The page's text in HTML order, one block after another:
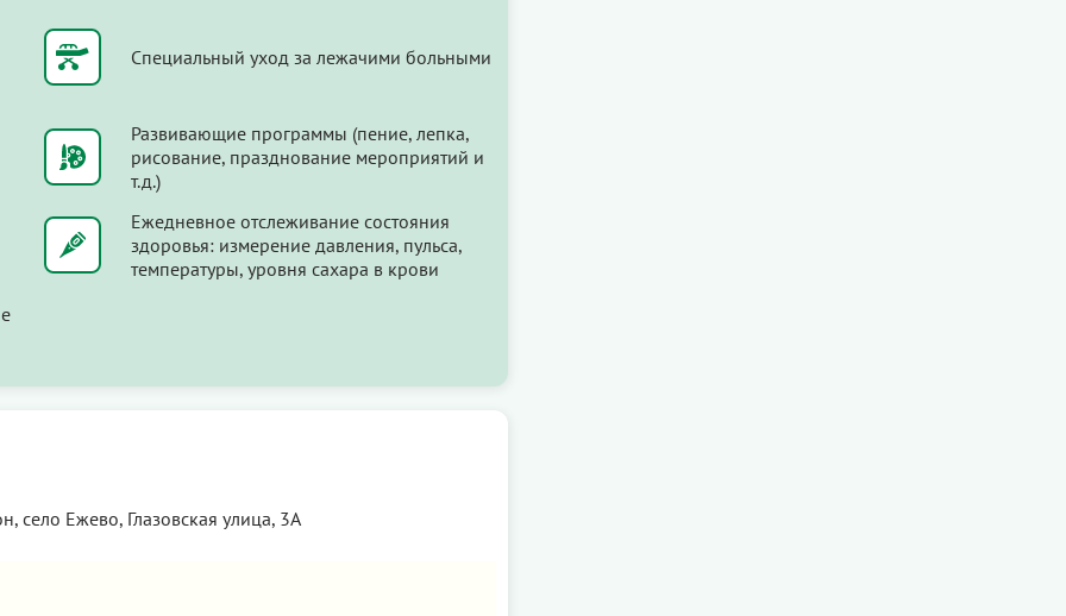
Специальный уход за лежачими больными
Развивающие программы (пение, лепка,
рисование, празднование мероприятий и
т.д.)
Ежедневное отслеживание состояния
здоровья: измерение давления, пульса,
температуры, уровня сахара в крови
село Ежево, Глазовская улица, 3А